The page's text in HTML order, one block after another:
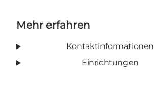
Mehr erfahren
Kontaktinformationen
Einrichtungen